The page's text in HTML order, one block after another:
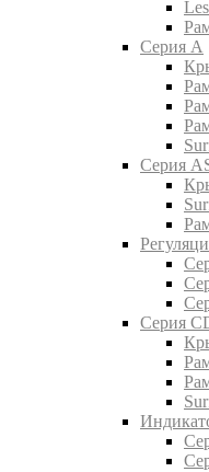
Серия A
Серия
Серия